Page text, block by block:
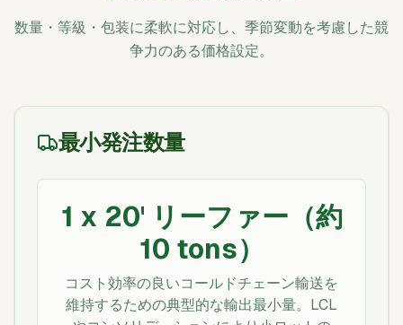
数量・等級・包装に柔軟に対応し、季節変動を考慮した競
争力のある価格設定。
最小発注数量
1 x 20' リーファー（約
10 tons）
コスト効率の良いコールドチェーン輸送を
維持するための典型的な輸出最小量。LCL